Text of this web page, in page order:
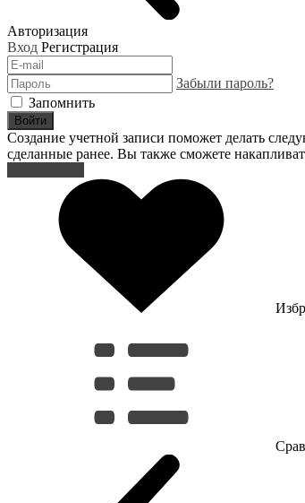
Авторизация
Вход Регистрация
Забыли пароль?
Запомнить
Войти
Создание учетной записи поможет делать
сделанные ранее. Вы также сможете